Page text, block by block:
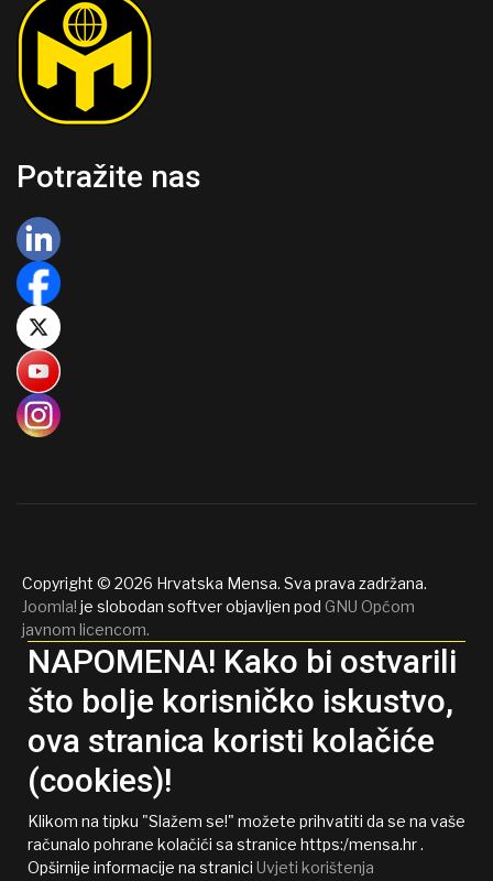
Potražite nas
Copyright © 2026 Hrvatska Mensa. Sva prava zadržana.
Joomla! je slobodan softver objavljen pod GNU Općom
javnom licencom.
NAPOMENA! Kako bi ostvarili
što bolje korisničko iskustvo,
ova stranica koristi kolačiće
(cookies)!
Klikom na tipku "Slažem se!" možete prihvatiti da se na vaše
računalo pohrane kolačići sa stranice https:/mensa.hr .
Opširnije informacije na stranici Uvjeti korištenja